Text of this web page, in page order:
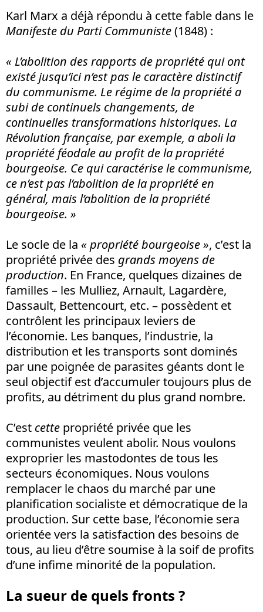
Karl Marx a déjà répondu à cette fable dans le
Manifeste du Parti Communiste(1848) :
« L’abolition des rapports de propriété qui ont
existé jusqu’ici n’est pas le caractère distinctif
du communisme. Le régime de la propriété a
subi de continuels changements, de
continuelles transformations historiques. La
Révolution française, par exemple, a aboli la
propriété féodale au profit de la propriété
bourgeoise. Ce qui caractérise le communisme,
ce n’est pas l’abolition de la propriété en
général, mais l’abolition de la propriété
bourgeoise. »
Le socle de la « propriété bourgeoise », c’est la
propriété privée des grands moyens de
production. En France, quelques dizaines de
familles – les Mulliez, Arnault, Lagardère,
Dassault, Bettencourt, etc. – possèdent et
contrôlent les principaux leviers de
l’économie. Les banques, l’industrie, la
distribution et les transports sont dominés
par une poignée de parasites géants dont le
seul objectif est d’accumuler toujours plus de
profits, au détriment du plus grand nombre.
C’est cette propriété privée que les
communistes veulent abolir. Nous voulons
exproprier les mastodontes de tous les
secteurs économiques. Nous voulons
remplacer le chaos du marché par une
planification socialiste et démocratique de la
production. Sur cette base, l’économie sera
orientée vers la satisfaction des besoins de
tous, au lieu d’être soumise à la soif de profits
d’une infime minorité de la population.
La sueur de quels fronts ?